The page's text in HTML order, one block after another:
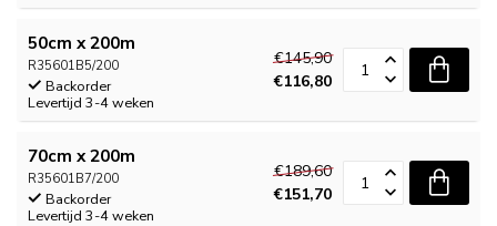
50cm x 200m
R35601B5/200
Backorder
Levertijd 3-4 weken
€145,90
€116,80
70cm x 200m
R35601B7/200
Backorder
Levertijd 3-4 weken
€189,60
€151,70